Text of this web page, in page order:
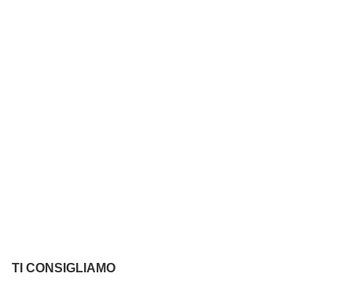
TI CONSIGLIAMO